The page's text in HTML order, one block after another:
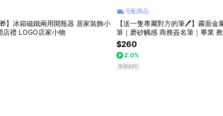
🎁】冰箱磁鐵兩用開瓶器 居家裝飾小
店禮 LOGO店家小物
宅配商品
【送一隻專屬對方的筆🖊️】霧面金
筆｜磨砂觸感 商務簽名筆｜畢業
品｜一支起做｜中英文
$260
2.0%
客製刻印